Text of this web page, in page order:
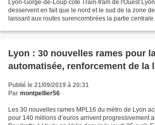
Lyon-Gorge-de-Loup côté Train-tram de l'Ouest
desservent en fait que le nord et le sud de la zone
laissant aux routes surencombrées la partie
Lyon : 30 nouvelles rames pour
automatisée, renforcement de la
Publié le 21/09/2019 à 20:31
Par montpellier56
Les 30 nouvelles rames MPL16 du métro de Lyon
pour 140 millions d’euros arrivent progressivement